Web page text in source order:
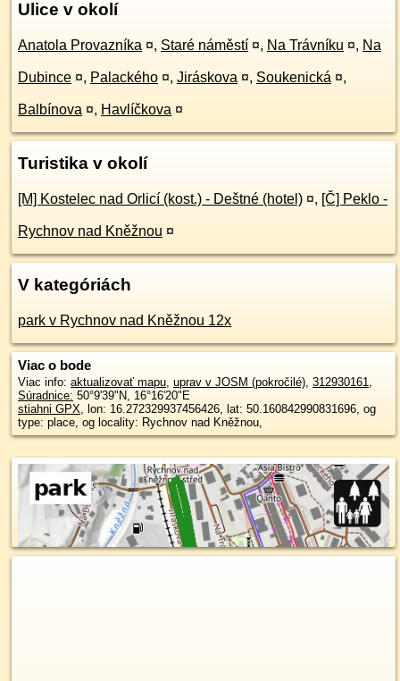
Ulice v okolí
Anatola Provazníka ¤, Staré náměstí ¤, Na Trávníku ¤, Na
Dubince ¤, Palackého ¤, Jiráskova ¤, Soukenická ¤,
Balbínova ¤, Havlíčkova ¤
Turistika v okolí
[M] Kostelec nad Orlicí (kost.) - Deštné (hotel) ¤, [Č] Peklo -
Rychnov nad Kněžnou ¤
V kategóriách
park v Rychnov nad Kněžnou 12x
Viac o bode
Viac info: aktualizovať mapu, uprav v JOSM (pokročilé), 312930161,
Súradnice: 50°9'39"N, 16°16'20"E
stiahni GPX, lon: 16.272329937456426, lat: 50.160842990831696, og
type: place, og locality: Rychnov nad Kněžnou,